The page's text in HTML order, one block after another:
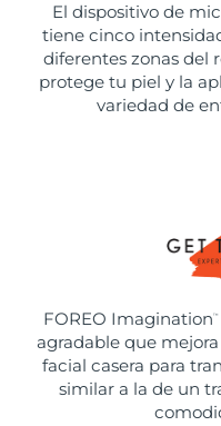
El dispositivo de
tiene cinco
diferentes zonas del
protege tu piel y la
variedad de
FOREO Imagination ™
agradable que
facial casera para
similar a la de un